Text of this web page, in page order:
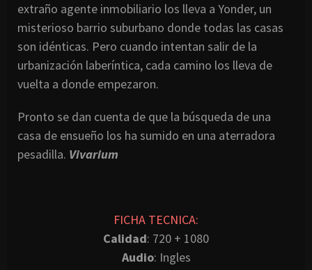
extraño agente inmobiliario los lleva a Yonder, un
misterioso barrio suburbano donde todas las casas
son idénticas. Pero cuando intentan salir de la
urbanización laberíntica, cada camino los lleva de
vuelta a donde empezaron.
Pronto se dan cuenta de que la búsqueda de una
casa de ensueño los ha sumido en una aterradora
pesadilla. Vivarium
FICHA TECNICA:
Calidad: 720 + 1080
Audio: Ingles